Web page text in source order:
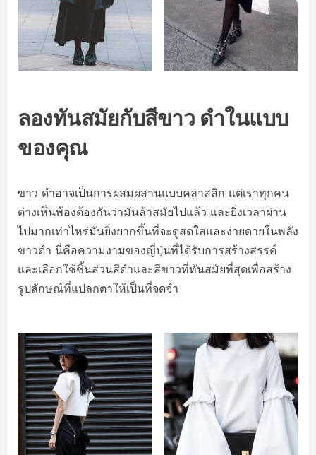
ลองทันสมัยกับสีขาว ดำในแบบ
ของคุณ
ขาว ดำอาจเป็นการผสมผสานแบบคลาสสิก แต่เราทุกคน
ต่างเห็นพ้องต้องกันว่ามันล้าสมัยไปแล้ว และยิ่งเวลาผ่าน
ไปมากเท่าไหร่มันยิ่งยากขึ้นที่จะดูสดใสและง่ายดายในพลัง
ขาวดำ นี่คือความงามของญี่ปุ่นที่ได้รับการสร้างสรรค์
และเลือกใช้ชิ้นส่วนสีดำและสีขาวที่ทันสมัยที่สุดเพื่อสร้าง
รูปลักษณ์ที่แปลกตาให้เป็นที่จดจำ